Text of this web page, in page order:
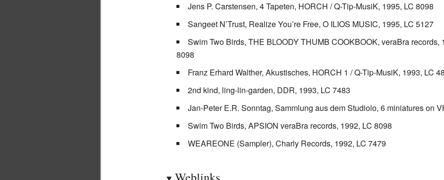
Jens P. Carstensen, 4 Tapeten, HORCH / Q-Tip-MusiK, 1995, LC 8098
Sangeet N’Trust, Realize You’re Free, O ILIOS MUSIC, 1995, LC 5127
Swim Two Birds, THE BLOODY THUMB COOKBOOK, veraBra records,
8098
Franz Erhard Walther, Akustisches, HORCH 1 / Q-Tip-MusiK, 1993, LC
2nd kind, ling-lin-garden, DDR, 1993, LC 7483
Jan-Peter E.R. Sonntag, Sammlung aus dem Studiolo, 6 miniatures on
Swim Two Birds, APSION veraBra records, 1992, LC 8098
WEAREONE (Sampler), Charly Records, 1992, LC 7479